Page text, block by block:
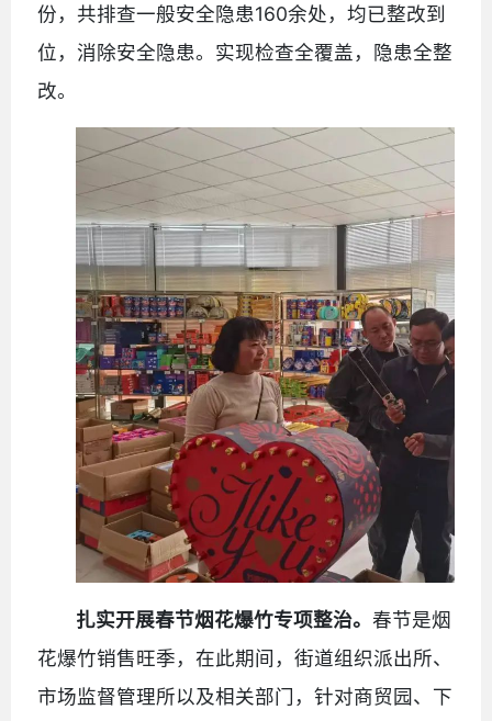
份，共排查一般安全隐患160余处，均已整改到
位，消除安全隐患。实现检查全覆盖，隐患全整
改。
扎实开展春节烟花爆竹专项整治。春节是烟
花爆竹销售旺季，在此期间，街道组织派出所、
市场监督管理所以及相关部门，针对商贸园、下